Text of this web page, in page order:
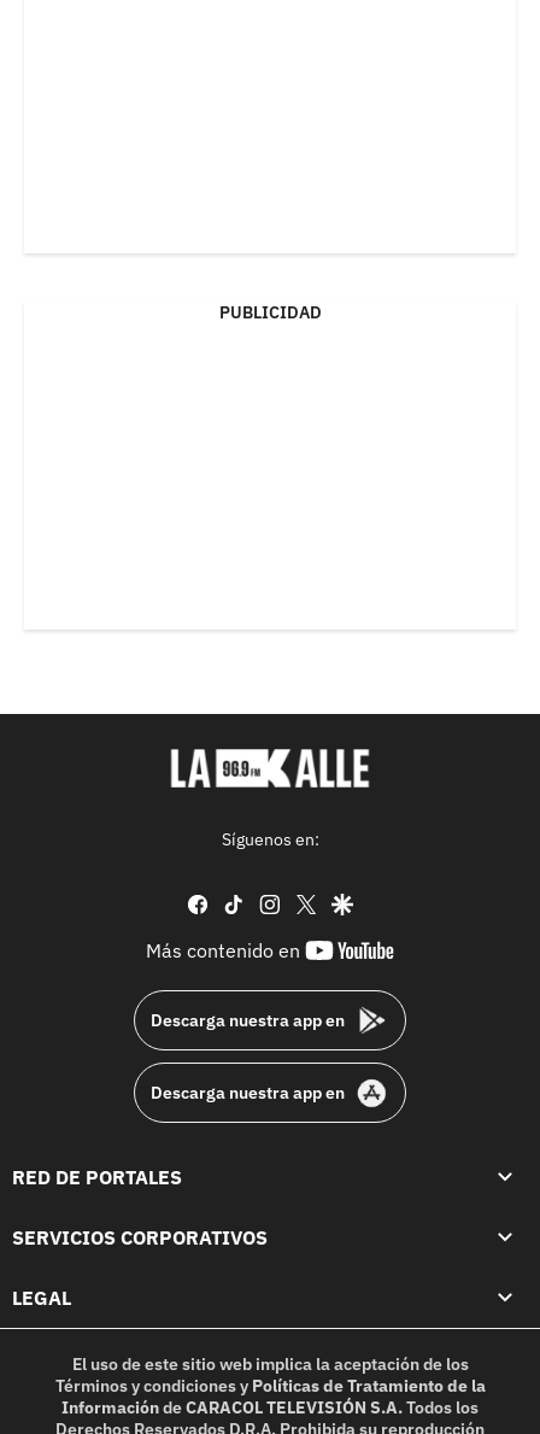
PUBLICIDAD
Síguenos en:
facebook
tiktok instagram
twittergoogle
Más contenido en
youtube-
Descarga nuestra app en
Descarga nuestra app en
RED DE PORTALES
SERVICIOS CORPORATIVOS
LEGAL
El uso de este sitio web implica la aceptación de los
Términos y condicionesy Políticas de Tratamiento de la
InformacióndeCARACOL TELEVISIÓN S.A.Todos los
Derechos Reservados D.R.A. Prohibida su reproducción